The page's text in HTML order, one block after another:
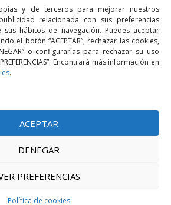
y de terceros para mejorar nuestros
relacionada con sus preferencias
hábitos de navegación. Puedes aceptar
el botón “ACEPTAR”, rechazar las cookies,
o configurarlas para rechazar su uso
Encontrará más información en
.
ACEPTAR
DENEGAR
PREFERENCIAS
Política de cookies
Jaume, 16 1r, 08401 Granollers (Bcn)
860 39 60
114, 2º izq. 28006 Madrid.
431 98 21 | +34 91 431 98 95
Todos los derechos reservados -
Diseño: